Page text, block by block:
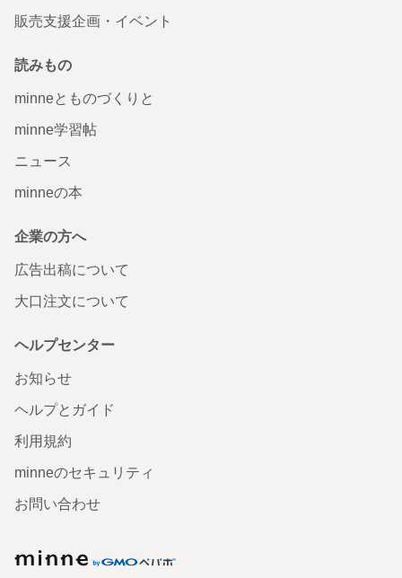
販売支援企画・イベント
読みもの
minneとものづくりと
minne学習帖
ニュース
minneの本
企業の方へ
広告出稿について
大口注文について
ヘルプセンター
お知らせ
ヘルプとガイド
利用規約
minneのセキュリティ
お問い合わせ